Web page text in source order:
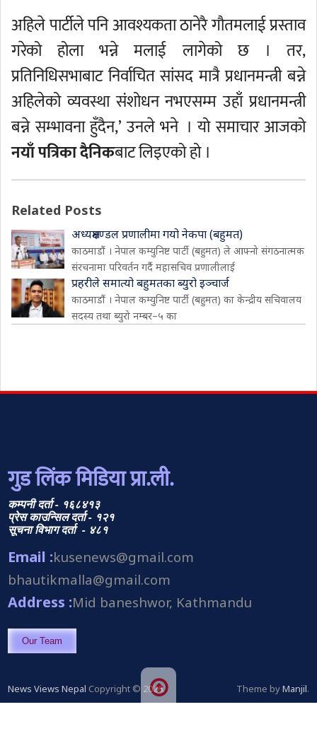
अहिले पार्टीले पनि आवश्यकता ठानेरै गौतमलाई प्रस्ताव
गरेको होला भन्ने मलाई लागेको छ । तर,
प्रतिनिधिसभाबाट निर्वाचित सांसद मात्रै प्रधानमन्त्री बन्ने
अहिलेको व्यवस्था संशोधन नभएसम्म उहाँ प्रधानमन्त्री
बन्ने सम्भावना हुँदैन,’ उनले भने । यो समाचार आजको
नयाँ पत्रिका दैनिकबाट लिइएको हो ।
Related Posts
अध्यक्षमण्डल प्रणालीमा गयो नेकपा (बहुमत)
काठमाडौं । नेपाल कम्युनिष्ट पार्टी (बहुमत) ले आफ्नो संगठनात्मक
संरचनामा परिवर्तन गर्दै महासचिव प्रणालीलाई
प्रहरीले समात्यो बहुमतका ब्युरो इञ्चार्ज
काठमाडौं । नेपाल कम्युनिष्ट पार्टी (बहुमत) का केन्द्रीय सचिवालय
सदस्य तथा ब्युरो नम्बर–५ का
गुड लिंक मिडिया प्रा.ली.
कम्पनी दर्ता - १६८४१३
प्रेस काउन्सिल दर्ता - १२१
सूचना विभाग दर्ता - ४८१
Email :kusenews@gmail.com
bhautikmalla@gmail.com
Address :Mid baneshwor, Kathmandu
Our Team
News Views Nepal Copyright © 2026. Theme byManjil.